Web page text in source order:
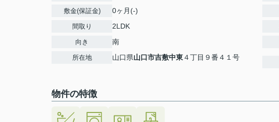
敷金(保証金) 0ヶ月(-)
間取り 2LDK
向き 南
所在地 山口県山口市吉敷中東４丁目９番４１号
物件の特徴